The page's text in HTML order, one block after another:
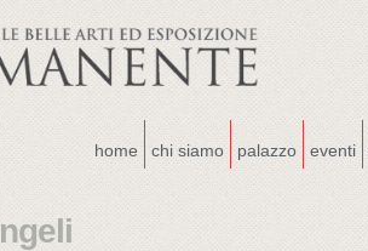
home chi siamo palazzo eventi